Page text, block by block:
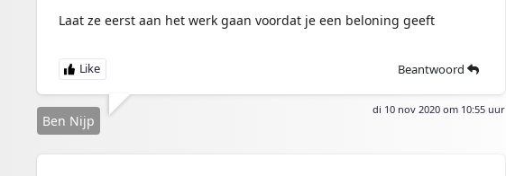
Laat ze eerst aan het werk gaan voordat je een beloning geeft
Beantwoord
di 10 nov 2020 om 10:55 uur
Ben Nijp